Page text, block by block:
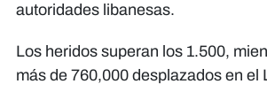
autoridades libanesas.
Los heridos superan los 1.500,
más de 760,000 desplazados en el